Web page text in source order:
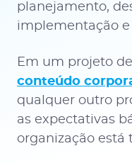
planejamento,
implementação
Em um projeto de
conteúdo
qualquer outro
as expectativas
organização está